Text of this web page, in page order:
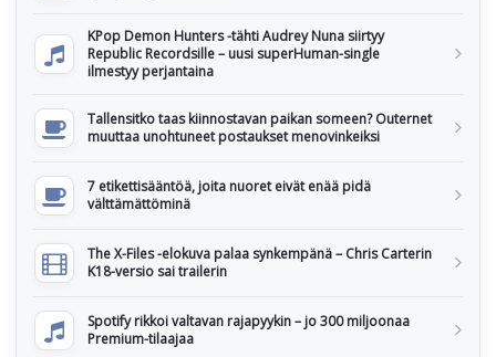
KPop Demon Hunters -tähti Audrey Nuna siirtyy
Republic Recordsille – uusi superHuman-single
ilmestyy perjantaina
Tallensitko taas kiinnostavan paikan someen? Outernet
muuttaa unohtuneet postaukset menovinkeiksi
7 etikettisääntöä, joita nuoret eivät enää pidä
välttämättöminä
The X-Files -elokuva palaa synkempänä – Chris Carterin
K18-versio sai trailerin
Spotify rikkoi valtavan rajapyykin – jo 300 miljoonaa
Premium-tilaajaa